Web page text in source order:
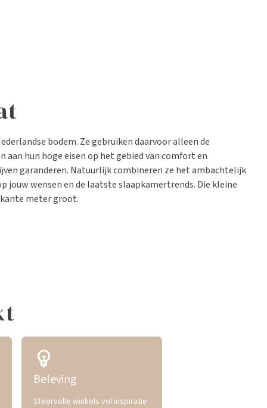
bodem. Ze gebruiken daarvoor alleen de
hun hoge eisen op het gebied van comfort en
garanderen. Natuurlijk combineren ze het ambachtelijk
jouw wensen en de laatste slaapkamertrends. Die kleine
meter groot.
emoji_objects
Beleving
Sfeervolle winkels vol inspiratie